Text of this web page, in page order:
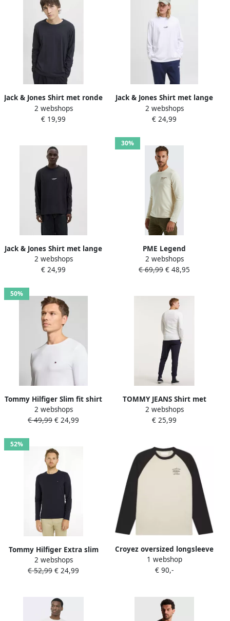
Jack & Jones Shirt met ronde
hals JJEORGANIC BASIC TEE
LS O-NECK NOOS
2 webshops
€ 19,99
Jack & Jones Shirt met lange
mouwen JJESOHO TEE LS
CREW NECK NOOS
2 webshops
€ 24,99
Jack & Jones Shirt met lange
mouwen JJESOHO TEE LS
CREW NECK NOOS
2 webshops
€ 24,99
30%
PME Legend
Gestructureerde longsleeve
R-hals top Beige Heren
2 webshops
€ 69,99 € 48,95
50%
Tommy Hilfiger Slim fit shirt
met lange mouwen en
geborduurd logo model
2 webshops
€ 49,99 € 24,99
TOMMY JEANS Shirt met
lange mouwen TJM
ORIGINAL RIB LONGSLEEVE
2 webshops
€ 25,99
52%
Tommy Hilfiger Extra slim
fit shirt met lange mouwen
en labelstitching
2 webshops
€ 52,99 € 24,99
Croyez oversized longsleeve
met print lichtbeige
1 webshop
€ 90,-